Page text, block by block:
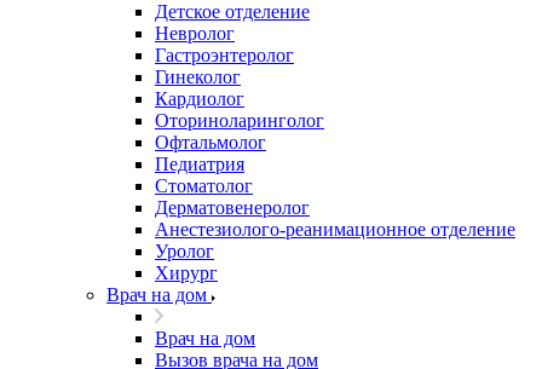
Детское отделение
Невролог
Гастроэнтеролог
Гинеколог
Кардиолог
Оториноларинголог
Офтальмолог
Педиатрия
Стоматолог
Дерматовенеролог
Анестезиолого-реанимационное отделение
Уролог
Хирург
Врач на дом
Врач на дом
Вызов врача на дом